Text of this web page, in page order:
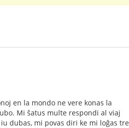
en la mondo ne vere konas la
Mi ŝatus multe respondi al viaj
dubas, mi povas diri ke mi loĝas tre